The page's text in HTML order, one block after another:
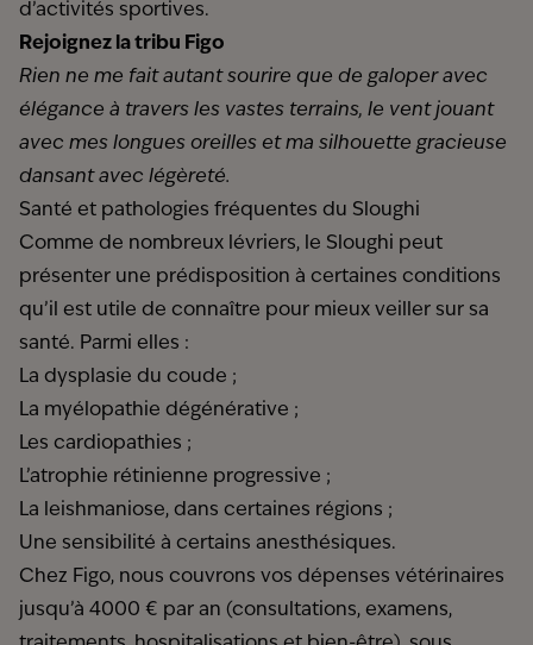
d’activités sportives.
Rejoignez la tribu Figo
Rien ne me fait autant sourire que de galoper avec
élégance à travers les vastes terrains, le vent jouant
avec mes longues oreilles et ma silhouette gracieuse
dansant avec légèreté.
Santé et pathologies fréquentes du Sloughi
Comme de nombreux lévriers, le Sloughi peut
présenter une prédisposition à certaines conditions
qu’il est utile de connaître pour mieux veiller sur sa
santé. Parmi elles :
La dysplasie du coude ;
La myélopathie dégénérative ;
Les cardiopathies ;
L’atrophie rétinienne progressive ;
La leishmaniose, dans certaines régions ;
Une sensibilité à certains anesthésiques.
Chez Figo, nous couvrons vos dépenses vétérinaires
jusqu’à 4000 € par an (consultations, examens,